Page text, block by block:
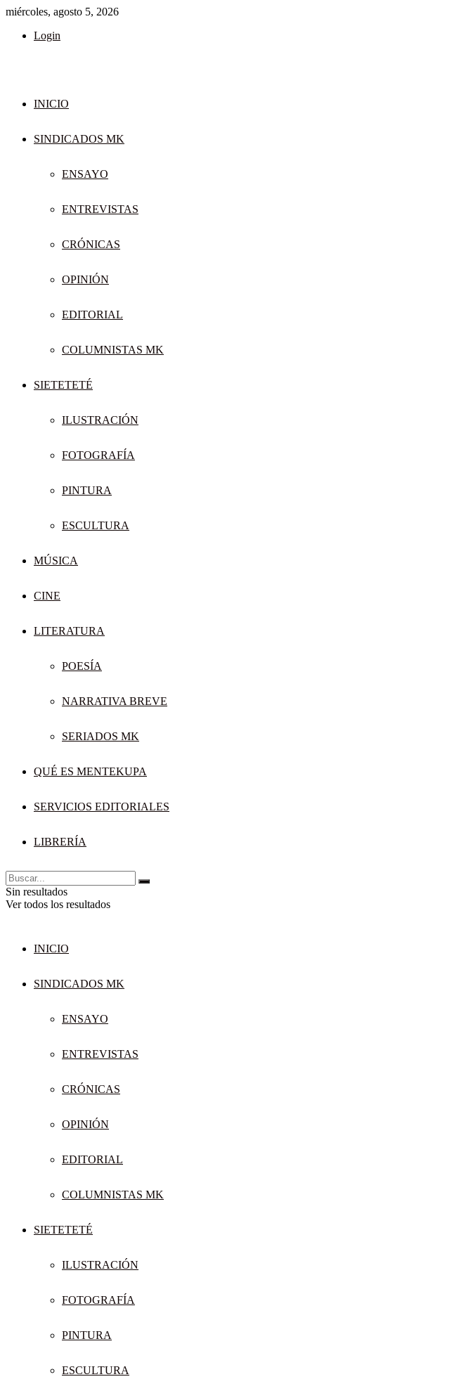
miércoles, agosto 5, 2026
Login
INICIO
SINDICADOS MK
ENSAYO
ENTREVISTAS
CRÓNICAS
OPINIÓN
EDITORIAL
COLUMNISTAS MK
SIETETETÉ
ILUSTRACIÓN
FOTOGRAFÍA
PINTURA
ESCULTURA
MÚSICA
CINE
LITERATURA
POESÍA
NARRATIVA BREVE
SERIADOS MK
QUÉ ES MENTEKUPA
SERVICIOS EDITORIALES
LIBRERÍA
Sin resultados
Ver todos los resultados
INICIO
SINDICADOS MK
ENSAYO
ENTREVISTAS
CRÓNICAS
OPINIÓN
EDITORIAL
COLUMNISTAS MK
SIETETETÉ
ILUSTRACIÓN
FOTOGRAFÍA
PINTURA
ESCULTURA